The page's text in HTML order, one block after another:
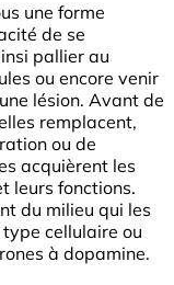
une forme
de se
pallier au
ou encore venir
lésion. Avant de
remplacent,
ou de
acquièrent les
leurs fonctions.
du milieu qui les
cellulaire ou
à dopamine.